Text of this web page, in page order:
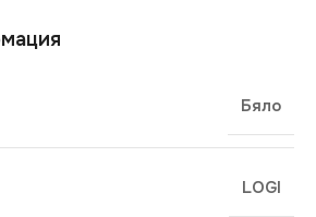
Бяло
LOGI